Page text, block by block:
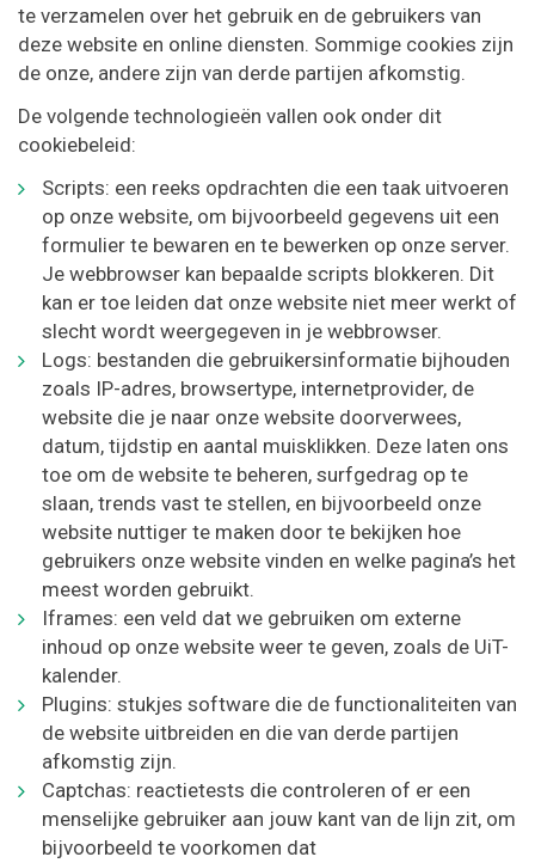
te verzamelen over het gebruik en de gebruikers van
deze website en online diensten. Sommige cookies zijn
de onze, andere zijn van derde partijen afkomstig.
De volgende technologieën vallen ook onder dit
cookiebeleid:
Scripts: een reeks opdrachten die een taak uitvoeren
op onze website, om bijvoorbeeld gegevens uit een
formulier te bewaren en te bewerken op onze server.
Je webbrowser kan bepaalde scripts blokkeren. Dit
kan er toe leiden dat onze website niet meer werkt of
slecht wordt weergegeven in je webbrowser.
Logs: bestanden die gebruikersinformatie bijhouden
zoals IP-adres, browsertype, internetprovider, de
website die je naar onze website doorverwees,
datum, tijdstip en aantal muisklikken. Deze laten ons
toe om de website te beheren, surfgedrag op te
slaan, trends vast te stellen, en bijvoorbeeld onze
website nuttiger te maken door te bekijken hoe
gebruikers onze website vinden en welke pagina’s het
meest worden gebruikt.
Iframes: een veld dat we gebruiken om externe
inhoud op onze website weer te geven, zoals de UiT-
kalender.
Plugins: stukjes software die de functionaliteiten van
de website uitbreiden en die van derde partijen
afkomstig zijn.
Captchas: reactietests die controleren of er een
menselijke gebruiker aan jouw kant van de lijn zit, om
bijvoorbeeld te voorkomen dat